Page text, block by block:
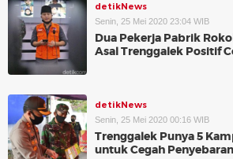
detikNews
Senin, 25 Mei 2020 23:04 WIB
Dua Pekerja Pabrik
Asal Trenggalek Positif
detikNews
Senin, 25 Mei 2020 00:16 WIB
Trenggalek Punya 5
untuk Cegah